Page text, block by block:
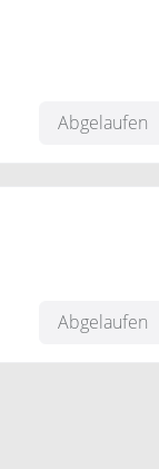
Abgelaufen
Abgelaufen